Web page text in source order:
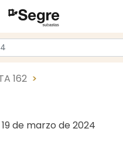
162
19 de marzo de 2024